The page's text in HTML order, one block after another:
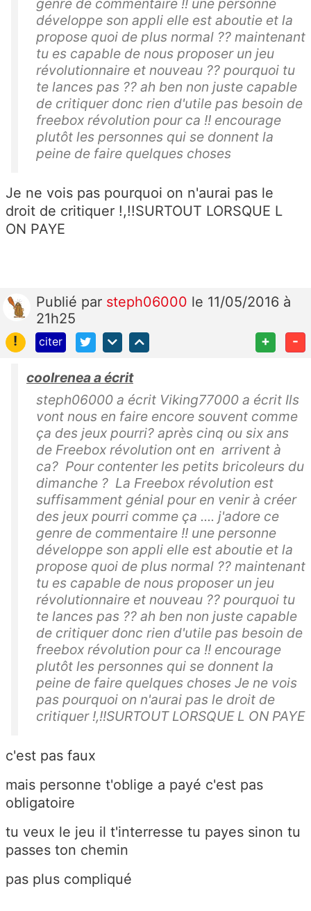
développe son appli elle est aboutie et la
propose quoi de plus normal ?? maintenant
tu es capable de nous proposer un jeu
révolutionnaire et nouveau ?? pourquoi tu
te lances pas ?? ah ben non juste capable
de critiquer donc rien d'utile pas besoin de
freebox révolution pour ca !! encourage
plutôt les personnes qui se donnent la
peine de faire quelques choses
Je ne vois pas pourquoi on n'aurai pas le
droit de critiquer !,!!SURTOUT LORSQUE L
ON PAYE
Publié par steph06000 le 11/05/2016 à
21h25
!
citer + -
coolrenea a écrit
steph06000 a écrit Viking77000 a écrit Ils
vont nous en faire encore souvent comme
ça des jeux pourri? après cinq ou six ans
de Freebox révolution ont en arrivent à
ca? Pour contenter les petits bricoleurs du
dimanche ? La Freebox révolution est
suffisamment génial pour en venir à créer
des jeux pourri comme ça .... j'adore ce
genre de commentaire !! une personne
développe son appli elle est aboutie et la
propose quoi de plus normal ?? maintenant
tu es capable de nous proposer un jeu
révolutionnaire et nouveau ?? pourquoi tu
te lances pas ?? ah ben non juste capable
de critiquer donc rien d'utile pas besoin de
freebox révolution pour ca !! encourage
plutôt les personnes qui se donnent la
peine de faire quelques choses Je ne vois
pas pourquoi on n'aurai pas le droit de
critiquer !,!!SURTOUT LORSQUE L ON PAYE
c'est pas faux
mais personne t'oblige a payé c'est pas
obligatoire
tu veux le jeu il t'interresse tu payes sinon tu
passes ton chemin
pas plus compliqué